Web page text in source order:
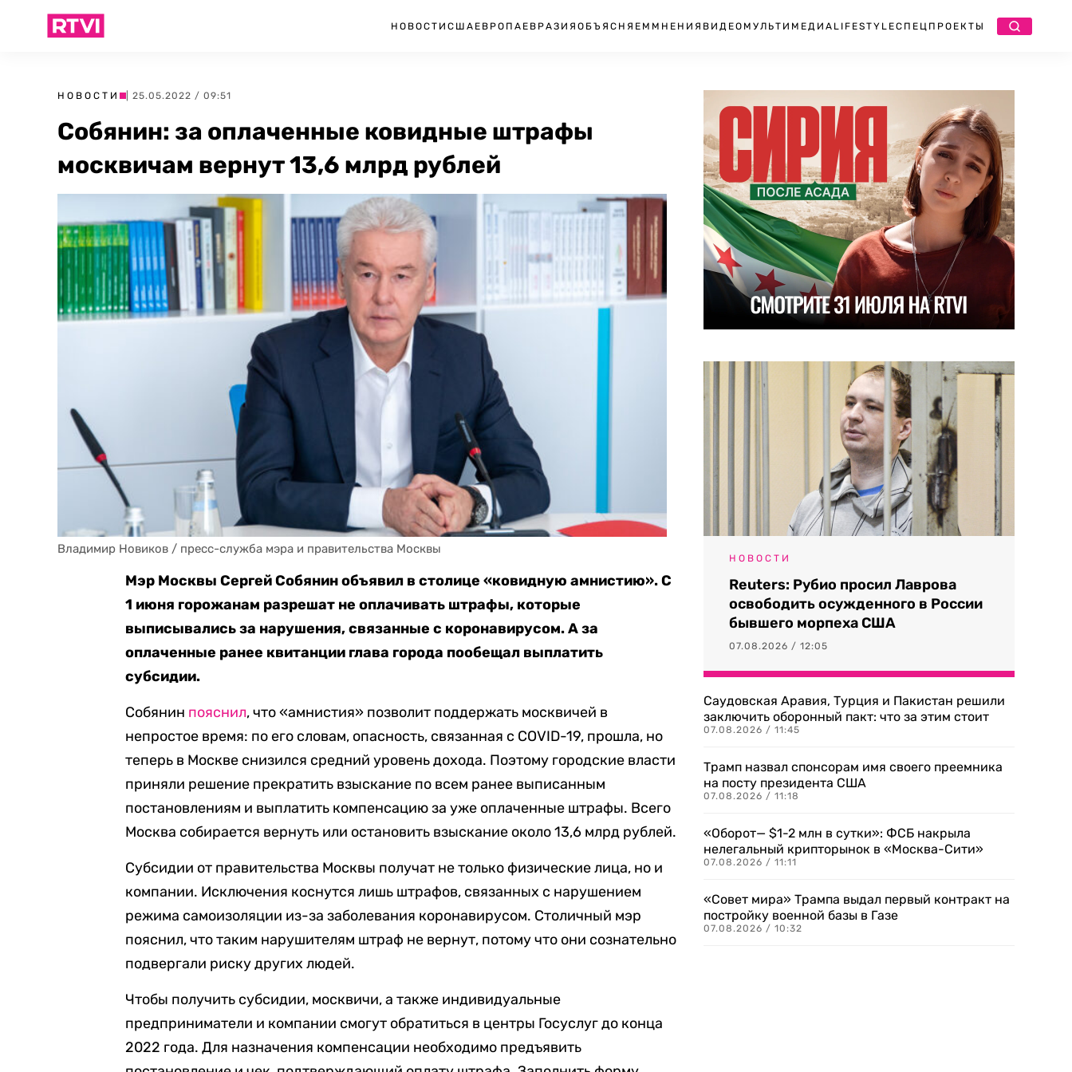
НОВОСТИ США ЕВРОПА ЕВРАЗИЯ ОБЪЯСНЯЕМ МНЕНИЯ ВИДЕО МУЛЬТИМЕДИА LIFESTYLEСПЕЦПРОЕКТЫ
НОВОСТИ | 25.05.2022 / 09:51
Собянин: за оплаченные ковидные штрафы
москвичам вернут 13,6 млрд рублей
Владимир Новиков / пресс-служба мэра и правительства Москвы
Мэр Москвы Сергей Собянин объявил в столице «ковидную амнистию». С
1 июня горожанам разрешат не оплачивать штрафы, которые
выписывались за нарушения, связанные с коронавирусом. А за
оплаченные ранее квитанции глава города пообещал выплатить
субсидии.
Собянин пояснил, что «амнистия» позволит поддержать москвичей в
непростое время: по его словам, опасность, связанная с COVID-19, прошла, но
теперь в Москве снизился средний уровень дохода. Поэтому городские власти
приняли решение прекратить взыскание по всем ранее выписанным
постановлениям и выплатить компенсацию за уже оплаченные штрафы. Всего
Москва собирается вернуть или остановить взыскание около 13,6 млрд рублей.
Субсидии от правительства Москвы получат не только физические лица, но и
компании. Исключения коснутся лишь штрафов, связанных с нарушением
режима самоизоляции из-за заболевания коронавирусом. Столичный мэр
пояснил, что таким нарушителям штраф не вернут, потому что они сознательно
подвергали риску других людей.
Чтобы получить субсидии, москвичи, а также индивидуальные
предприниматели и компании смогут обратиться в центры Госуслуг до конца
2022 года. Для назначения компенсации необходимо предъявить
НОВОСТИ
Reuters: Рубио просил Лаврова
освободить осужденного в России
бывшего морпеха США
07.08.2026 / 12:05
Саудовская Аравия, Турция и Пакистан решили
заключить оборонный пакт: что за этим стоит
07.08.2026 / 11:45
Трамп назвал спонсорам имя своего преемника
на посту президента США
07.08.2026 / 11:18
«Оборот— $1-2 млн в сутки»: ФСБ накрыла
нелегальный крипторынок в «Москва-Сити»
07.08.2026 / 11:11
«Совет мира» Трампа выдал первый контракт на
постройку военной базы в Газе
07.08.2026 / 10:32